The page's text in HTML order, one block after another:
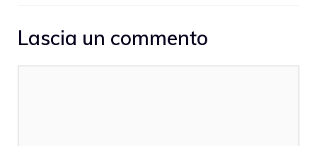
Lascia un commento